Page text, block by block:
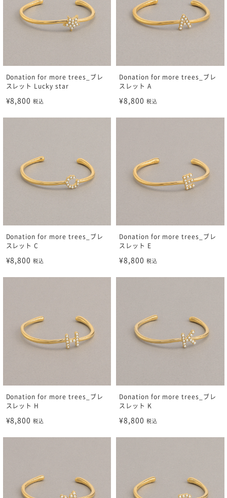
Donation for more trees_ブレ
スレット Lucky star
¥8,800税込
Donation for more trees_ブレ
スレット A
¥8,800 税込
Donation for more trees_ブレ
スレット C
¥8,800税込
Donation for more trees_ブレ
スレット E
¥8,800 税込
Donation for more trees_ブレ
スレット H
¥8,800税込
Donation for more trees_ブレ
スレット K
¥8,800 税込